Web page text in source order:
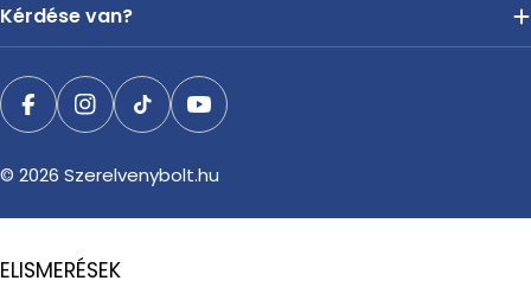
Kérdése van?
FacebookInstagram
TikTokYouTube
© 2026 Szerelvenybolt.hu
ELISMERÉSEK